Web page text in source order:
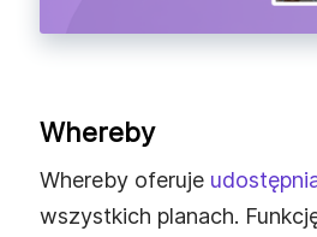
Whereby
Whereby oferuje
wszystkich planach.